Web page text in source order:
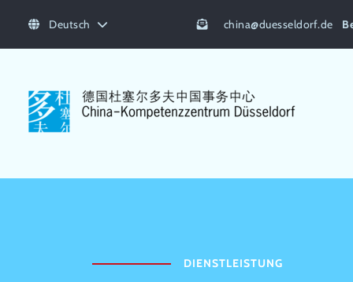
Deutsch china@duesseldorf.de
DIENSTLEISTUNG